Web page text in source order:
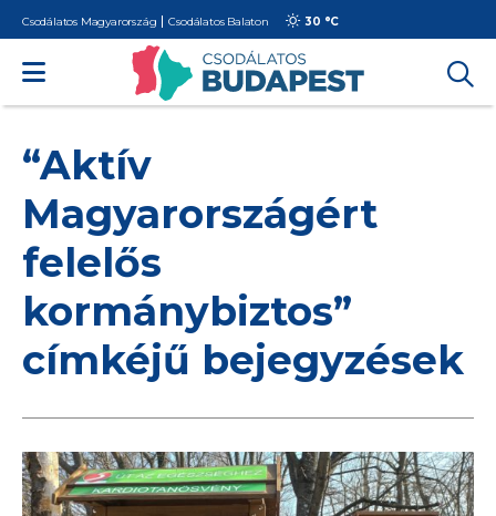
Csodálatos Magyarország Csodálatos Balaton 30 °C
“Aktív
Magyarországért
felelős
kormánybiztos”
címkéjű bejegyzések